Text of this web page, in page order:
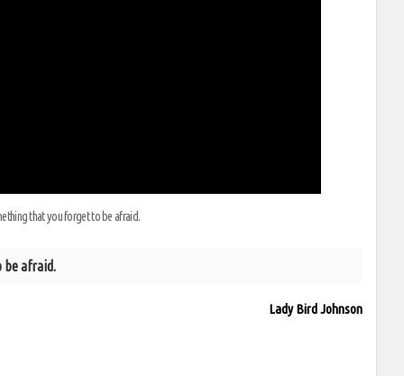
that you forget to be afraid.
be afraid.
Lady Bird Johnson